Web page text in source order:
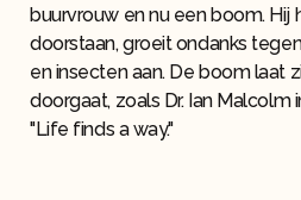
buurvrouw en nu een boom.
doorstaan, groeit ondanks
en insecten aan. De boom laat
doorgaat, zoals Dr. Ian Malcolm
"Life finds a way."